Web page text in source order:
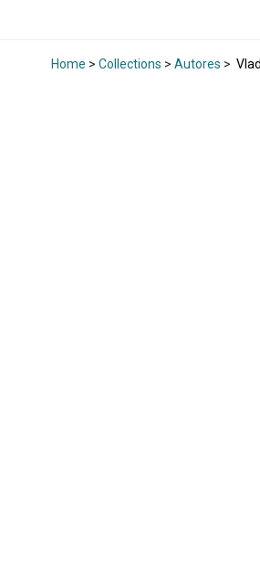
Home > Collections > Autores >